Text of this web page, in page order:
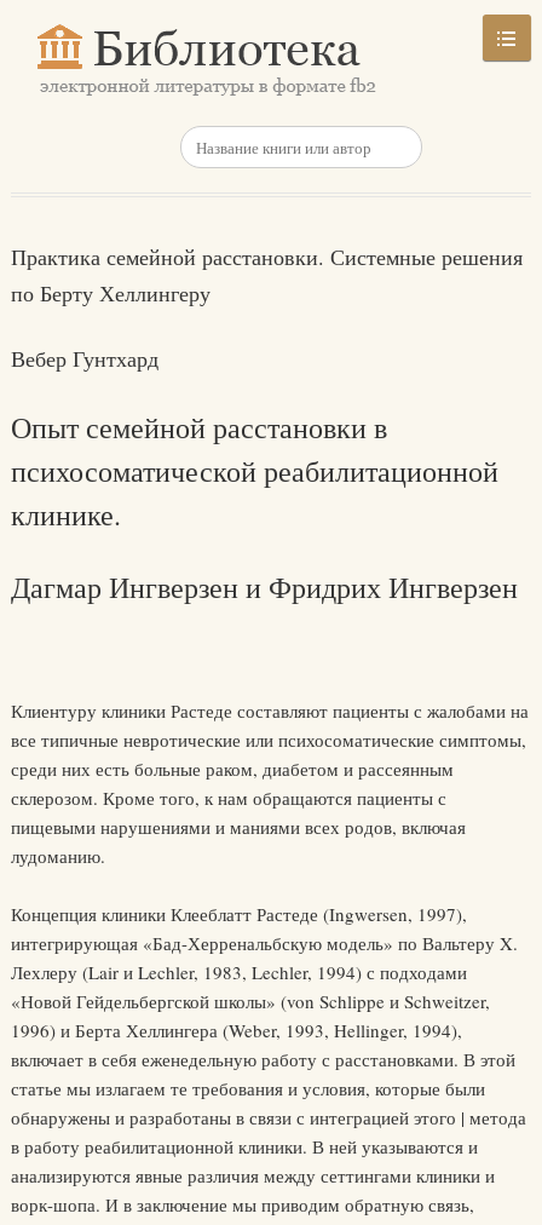
Практика семейной расстановки. Системные решения
по Берту Хеллингеру
Вебер Гунтхард
Опыт семейной расстановки в
психосоматической реабилитационной
клинике.
Дагмар Ингверзен и Фридрих Ингверзен
Клиентуру клиники Растеде составляют пациенты с жалобами на
все типичные невротические или психосоматические симптомы,
среди них есть больные раком, диабетом и рассеянным
склерозом. Кроме того, к нам обращаются пациенты с
пищевыми нарушениями и маниями всех родов, включая
лудоманию.
Концепция клиники Клееблатт Растеде (Ingwersen, 1997),
интегрирующая «Бад-Херренальбскую модель» по Вальтеру X.
Лехлеру (Lair и Lechler, 1983, Lechler, 1994) с подходами
«Новой Гейдельбергской школы» (von Schlippe и Schweitzer,
1996) и Берта Хеллингера (Weber, 1993, Hellinger, 1994),
включает в себя еженедельную работу с расстановками. В этой
статье мы излагаем те требования и условия, которые были
обнаружены и разработаны в связи с интеграцией этого | метода
в работу реабилитационной клиники. В ней указываются и
анализируются явные различия между сеттингами клиники и
ворк-шопа. И в заключение мы приводим обратную связь,